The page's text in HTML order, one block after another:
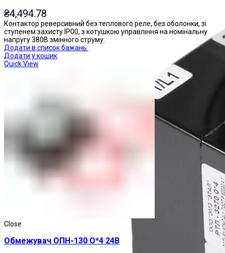
₴4,494.78
Контактор реверсивний без теплового реле, без оболонки, зі
ступенем захисту IP00, з котушкою управління на номінальну
напругу 380В змінного струму.
Додати в список бажань
Додати у кошик
Quick View
Close
Обмежувач ОПН-130 О*4 24В